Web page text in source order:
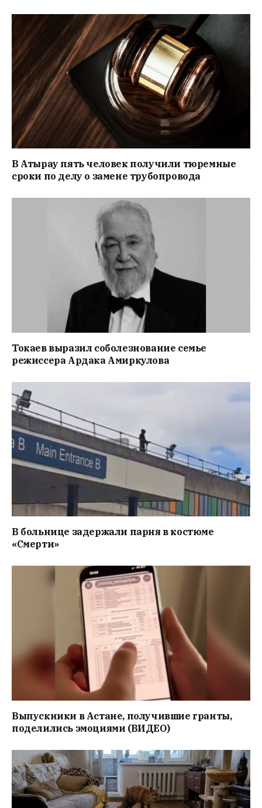
В Атырау пять человек получили тюремные
сроки по делу о замене трубопровода
Токаев выразил соболезнование семье
режиссера Ардака Амиркулова
В больнице задержали парня в костюме
«Смерти»
Выпускники в Астане, получившие гранты,
поделились эмоциями (ВИДЕО)